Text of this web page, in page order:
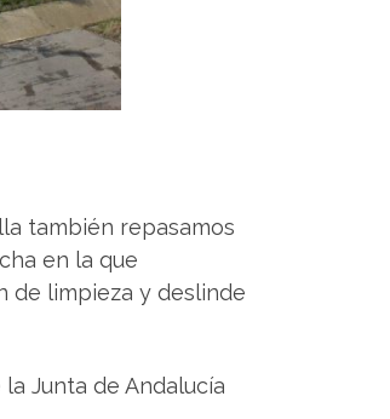
también repasamos
en la que
de limpieza y deslinde
Junta de Andalucía